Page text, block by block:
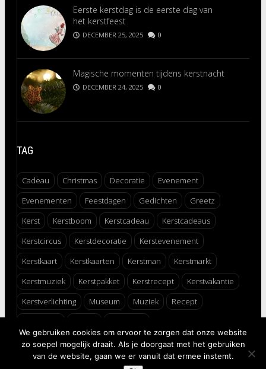
Eerste kerstdag is de eerste dag van
het kerstfeest
DECEMBER 25, 2025 0
Magische momenten tijdens kerstnacht
DECEMBER 24, 2025 0
TAG
Cadeau Christmas Decoratie
Evenement
Evenementen
Feestdagen Gedichten
Greetz
Kerst
Kerstboom Kerstcadeau
Kerstcadeaus
Kerstcircus
Kerstdecoratie
Kerstevenement
Kerstkaart
Kerstkaarten Kerstman
Kerstmarkt
Kerstmuziek
Kerstpakket Kerstrecept
Kerstvakantie
Kerstverlichting
Museum Muziek
Recept
↑
We gebruiken cookies om ervoor te zorgen dat onze website
zo soepel mogelijk draait. Als je doorgaat met het gebruiken
van de website, gaan we er vanuit dat ermee instemt.